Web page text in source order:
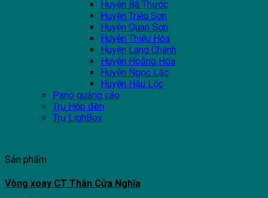
Huyện Bá Thước
Huyện Triệu Sơn
Huyện Quan Sơn
Huyện Thiệu Hóa
Huyện Lang Chánh
Huyện Hoằng Hóa
Huyện Ngọc Lặc
Huyện Hậu Lộc
Pano quảng cáo
Trụ Hộp đèn
Trụ LighBox
Sản phẩm
Vòng xoay CT Thân Cửa Nghĩa